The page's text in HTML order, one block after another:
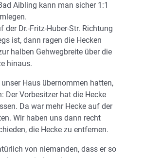
Aibling kann man sicher 1:1
der Dr.-Fritz-Huber-Str. Richtung
ist, dann ragen die Hecken
halben Gehwegbreite über die
hinaus.
Haus übernommen hatten,
Der Vorbesitzer hat die Hecke
Da war mehr Hecke auf der
Wir haben uns dann recht
die Hecke zu entfernen.
von niemanden, dass er so